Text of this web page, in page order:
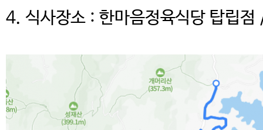
4. 식사장소 : 한마음정육식당 탑립